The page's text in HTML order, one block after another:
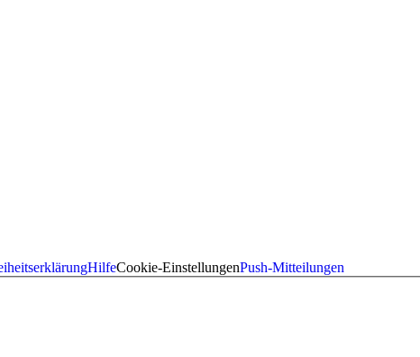
HilfeCookie-EinstellungenPush-Mitteilungen